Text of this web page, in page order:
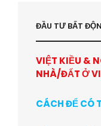
ĐẦU TƯ BẤT
VIỆT KIỀU &
NHÀ/ĐẤT Ở
CÁCH ĐỂ CÓ